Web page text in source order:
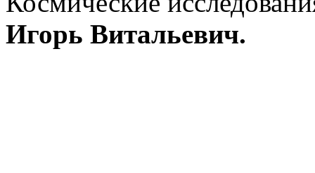
Игорь Витальевич.